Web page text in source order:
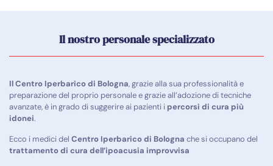
Il nostro personale specializzato
Il Centro Iperbarico di Bologna, grazie alla sua professionalità e
preparazione del proprio personale e grazie all’adozione di tecniche
avanzate, è in grado di suggerire ai pazienti i percorsi di cura più
idonei.
Ecco i medici del Centro Iperbarico di Bologna che si occupano del
trattamento di cura dell’ipoacusia improvvisa